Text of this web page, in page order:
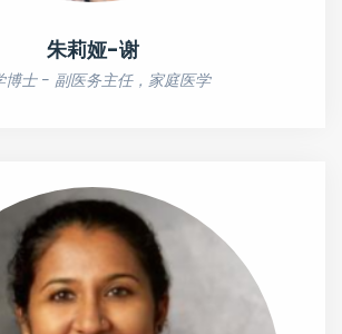
朱莉娅-谢
博士 - 副医务主任，家庭医学